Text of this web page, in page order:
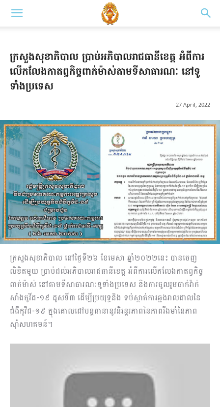
ក្រសួងសុខាភិបាល ប្រាប់អភិបាលរាជធានីខេត្ត អំពីការ
លើកលែងកាតព្វកិច្ចពាក់ម៉ាស់តាមទីសាធារណៈ នៅទូ
ទាំងប្រទេស
27 April, 2022
ក្រសួងសុខាភិបាល នៅថ្ងៃទី២៦ ខែមេសា ឆ្នាំ២០២២នេះ បានចេញ
លិខិតមួយ ប្រាប់ដល់អភិបាលរាជធានីខេត្ត អំពីការលើកលែងកាតព្វកិច្ច
ពាក់ម៉ាស់ នៅតាមទីសាធារណៈទូទាំងប្រទេស និងការចូលរួមចាក់វ៉ាក់
សាំងកូវីដ-១៩ ដូសទី៣ ដើម្បីប្រយុទ្ធនិង ទប់ស្កាត់ការឆ្លងរាលដាលនៃ
ជំងឺកូវីដ-១៩ ក្នុងគោលដៅបន្តធានានូវនិរន្តរភាពនៃភាពរឹងមាំនៃភាព
ស៊ាំសហគមន៍។